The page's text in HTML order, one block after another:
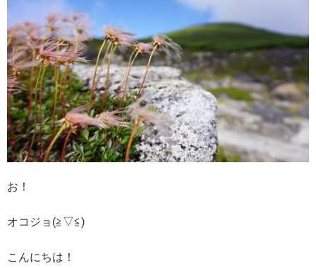
お！
オコジョ(≧▽≦)
こんにちは！